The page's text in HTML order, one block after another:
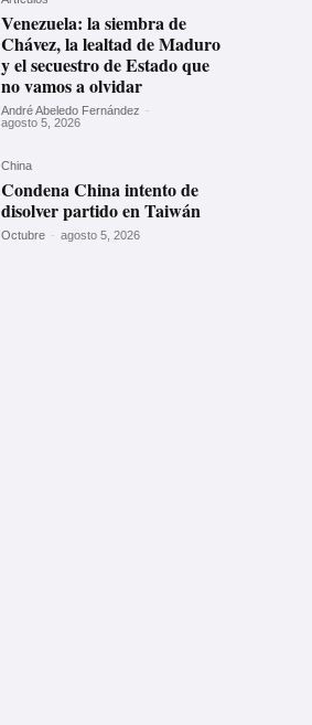
Venezuela: la siembra de
Chávez, la lealtad de Maduro
y el secuestro de Estado que
no vamos a olvidar
André Abeledo Fernández -
agosto 5, 2026
China
Condena China intento de
disolver partido en Taiwán
Octubre - agosto 5, 2026